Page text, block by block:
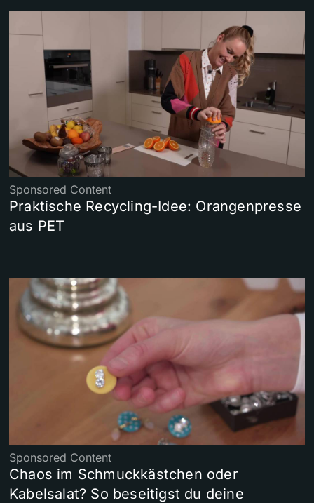
Sponsored Content
Praktische Recycling-Idee: Orangenpresse
aus PET
Sponsored Content
Chaos im Schmuckkästchen oder
Kabelsalat? So beseitigst du deine